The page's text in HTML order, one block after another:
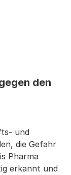
den
und
die Gefahr
Pharma
erkannt und